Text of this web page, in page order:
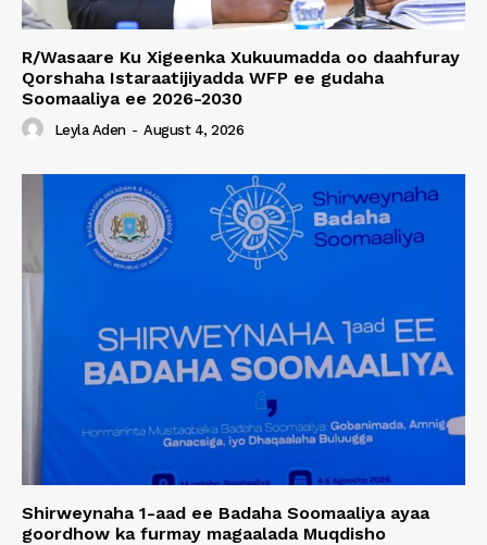
R/Wasaare Ku Xigeenka Xukuumadda oo daahfuray
Qorshaha Istaraatijiyadda WFP ee gudaha
Soomaaliya ee 2026-2030
Leyla Aden - August 4, 2026
Shirweynaha 1-aad ee Badaha Soomaaliya ayaa
goordhow ka furmay magaalada Muqdisho